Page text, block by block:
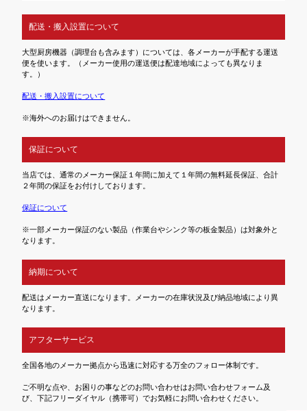
配送・搬入設置について
大型厨房機器（調理台も含みます）については、各メーカーが手配する運送
便を使います。（メーカー使用の運送便は配達地域によっても異なりま
す。）
配送・搬入設置について
※海外へのお届けはできません。
保証について
当店では、通常のメーカー保証１年間に加えて１年間の無料延長保証、合計
２年間の保証をお付けしております。
保証について
※一部メーカー保証のない製品（作業台やシンク等の板金製品）は対象外と
なります。
納期について
配送はメーカー直送になります。メーカーの在庫状況及び納品地域により異
なります。
アフターサービス
全国各地のメーカー拠点から迅速に対応する万全のフォロー体制です。
ご不明な点や、お困りの事などのお問い合わせはお問い合わせフォーム及
び、下記フリーダイヤル（携帯可）でお気軽にお問い合わせください。